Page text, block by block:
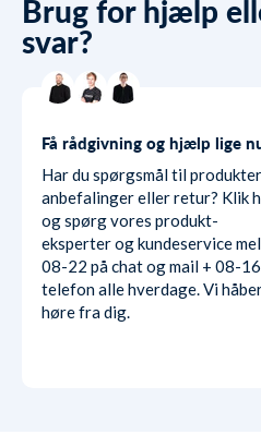
Brug for hjælp
svar?
Få rådgivning og hjælp lige
Har du spørgsmål til
anbefalinger eller retur? Klik
og spørg vores produkt-
eksperter og kundeservice
08-22 på chat og mail + 08-
telefon alle hverdage. Vi
høre fra dig.